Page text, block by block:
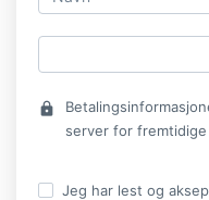
lock
server for
Jeg har lest og